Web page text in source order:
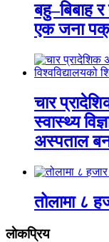
बहु–बिबाह र
एक जना
चार
स्वास्थ्य
अस्पताल
तोलामा ८
लाेकप्रिय